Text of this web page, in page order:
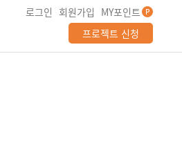
로그인 회원가입 MY포인트 P
프로젝트 신청